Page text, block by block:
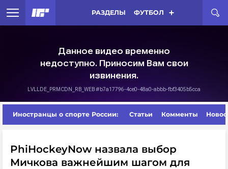
РАЗДЕЛЫ ФУТБОЛ
Иностранцы о спорте России: Статьи Комменты
PhiHockeyNow назвала выбор
Мичкова важнейшим шагом для